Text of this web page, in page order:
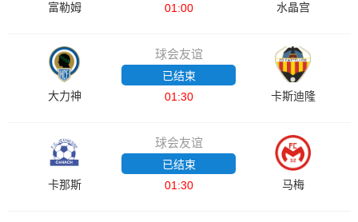
富勒姆
01:00
水晶宫
大力神
球会友谊
已结束
01:30
卡斯迪隆
卡那斯
球会友谊
已结束
01:30
马梅